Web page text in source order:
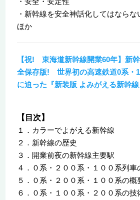
・新幹線を安全神話化してはならな
ほか
【祝! 東海道新幹線開業60年】新
全保存版! 世界初の高速鉄道0系・
に迫った『新装版 よみがえる新幹
【目次】
１．カラーでよがえる新幹線
２．新幹線の歴史
３．開業前夜の新幹線主要駅
４．０系・２００系・１００系列車
５．０系・２００系・１００系の概
６．０系・１００系・２００系の技